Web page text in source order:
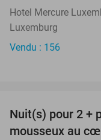
Hotel Mercure
Luxemburg
Vendu : 156
Nuit(s) pour 2 +
mousseux au